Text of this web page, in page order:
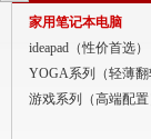
商用笔记本电脑
平板电脑
家用笔记本电脑
ideapad（性价首选）
YOGA系列（轻薄翻
游戏系列（高端配置